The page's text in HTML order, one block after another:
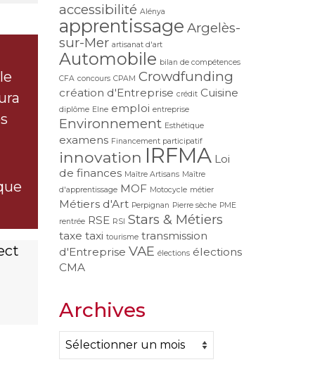
accessibilité Alénya
apprentissage Argelès-
sur-Mer artisanat d'art
Automobile bilan de compétences
CFA concours CPAM Crowdfunding
création d'Entreprise crédit Cuisine
diplôme Elne emploi entreprise
Environnement Esthétique
examens Financement participatif
innovation IRFMA Loi
de finances Maître Artisans Maître
d'apprentissage MOF Motocycle métier
Métiers d'Art Perpignan Pierre sèche PME
rentrée RSE RSI Stars & Métiers
taxe taxi tourisme transmission
d'Entreprise VAE élections élections
CMA
Archives
Archives